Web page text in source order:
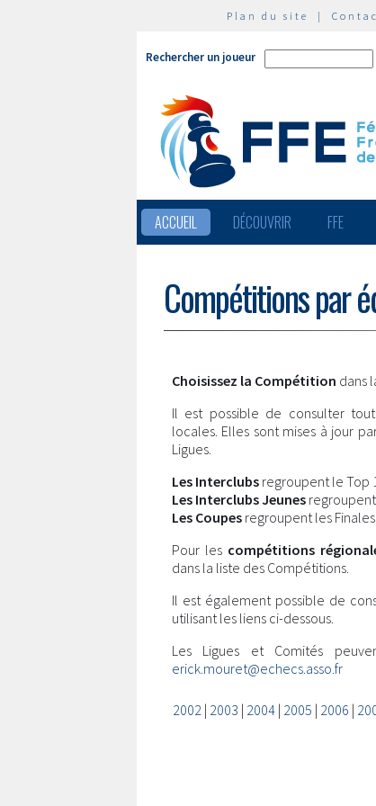
Plan du site |
Rechercher un joueur
ACCUEIL DÉCOUVRIR FFE
Compétitions par
Choisissez la Compétition dans
Il est possible de consulter
locales. Elles sont mises à jour
Ligues.
Les Interclubs regroupent le Top
Les Interclubs Jeunes
Les Coupes regroupent les
Pour les compétitions
dans la liste des Compétitions.
Il est également possible de
utilisant les liens ci-dessous.
Les Ligues et Comités
erick.mouret@echecs.asso.fr
2002| 2003 | 2004| 2005 | 2006 |